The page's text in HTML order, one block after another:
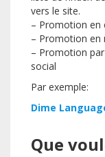
vers le site.
– Promotion en
– Promotion en
– Promotion
social
Par exemple:
Dime
Que